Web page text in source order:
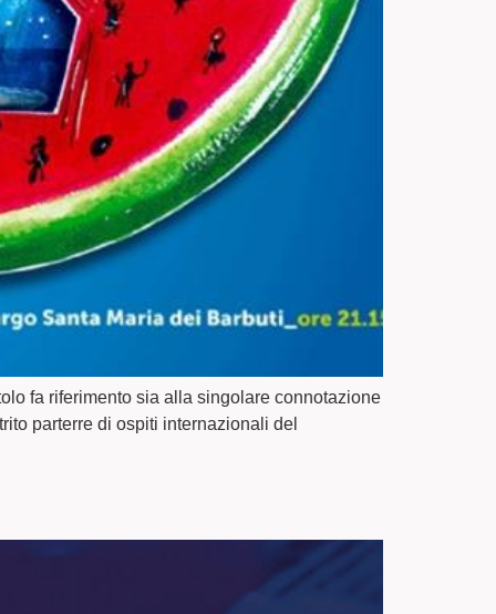
fa riferimento sia alla singolare connotazione
parterre di ospiti internazionali del